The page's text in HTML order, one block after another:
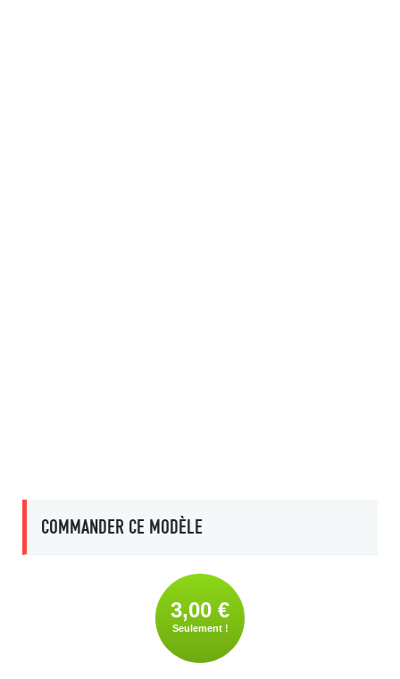
COMMANDER CE MODÈLE
3,00 €
Seulement !